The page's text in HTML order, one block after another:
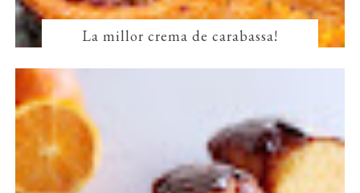
La millor crema de carabassa!